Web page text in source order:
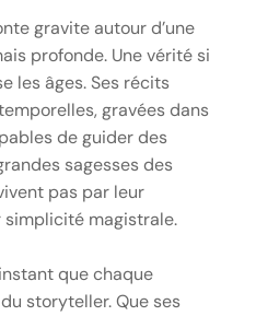
gravite autour d’une
profonde. Une vérité si
les âges. Ses récits
gravées dans
de guider des
sagesses des
pas par leur
magistrale.
que chaque
storyteller. Que ses